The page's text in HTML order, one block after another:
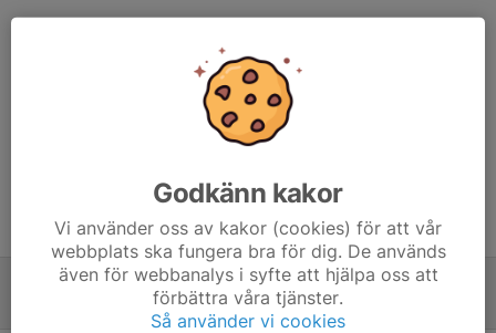
Tidigare nyheter
NOF Läger 2026
11 maj, 21:06 0
Godkänn kakor
Vi använder oss av kakor (cookies) för att vår
webbplats ska fungera bra för dig. De används
även för webbanalys i syfte att hjälpa oss att
förbättra våra tjänster.
Så använder vi cookies